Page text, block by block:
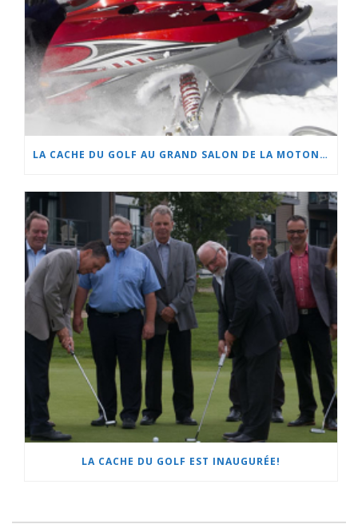
LA CACHE DU GOLF AU GRAND SALON DE LA MOTONEIGE ET DU QUAD
LA CACHE DU GOLF EST INAUGURÉE!